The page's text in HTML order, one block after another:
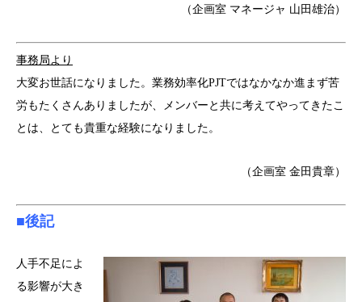
（企画室 マネージャ 山田雄治）
事務局より
大変お世話になりました。業務効率化PJTではなかなか進まず苦
労もたくさんありましたが、メンバーと共に考えてやってきたこ
とは、とても貴重な経験になりました。
（企画室 金田貴章）
■後記
人手不足によ
る影響が大き